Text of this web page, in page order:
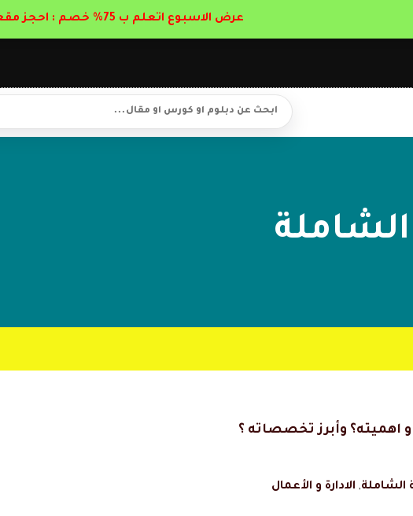
الشاملة
و اهميته؟ وأبرز تخصصاته ؟
الشاملة, الادارة و الأعمال
عرض الاسبوع اتعلم ب 75% خصم : احجز مقعدك الان